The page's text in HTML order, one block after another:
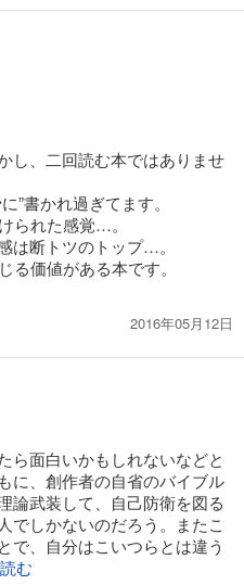
し、二回読む本ではありませ
”書かれ過ぎてます。
られた感覚…。
は断トツのトップ…。
る価値がある本です。
2016年05月12日
ら面白いかもしれないなどと
に、創作者の自省のバイブル
論武装して、自己防衛を図る
でしかないのだろう。またこ
で、自分はこいつらとは違う
む